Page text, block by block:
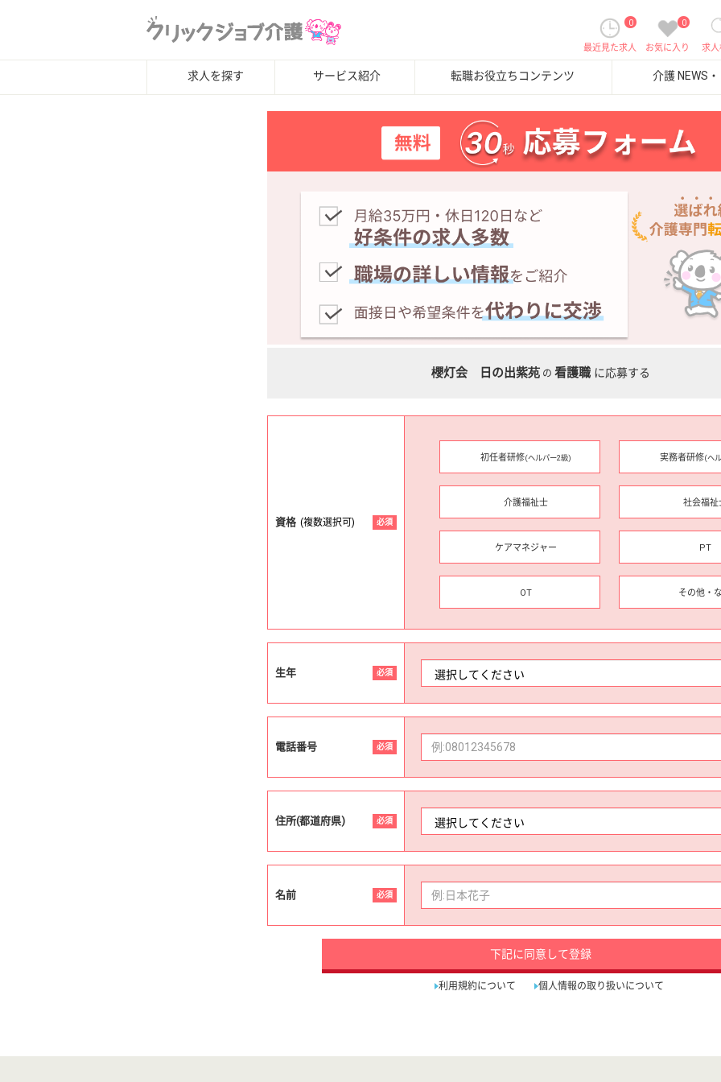
求
0
お気に入り
0
最近見た求人
求人を探す サービス紹介 転職お役立ちコンテンツ 介護 NEWS
櫻灯会 日の出紫苑 の 看護職 に応募する
資格 (複数選択可) 必須
初任者研修(ヘルパー2級) 実務者研修(ヘ
介護福祉士 社会福祉
ケアマネジャー PT
OT その他・
生年 必須
電話番号 必須
住所(都道府県) 必須
名前 必須
下記に同意して登録
利用規約について 個人情報の取り扱いについて